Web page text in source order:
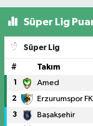
Süper Lig
Süper Lig
# Takım
1 Amed
2 Erzurumspor FK
3 Başakşehir